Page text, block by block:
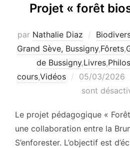
Projet « forêt
par Nathalie Diaz
Grand Sève, Bussigny,Fôrets,
de Bussigny,Livres,
cours,Vidéos
Publié
le
05/03/2026
sont
Le projet pédagogique «
une collaboration entre la
S’enforester. L’objectif est